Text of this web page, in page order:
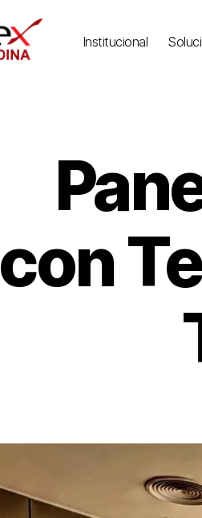
Institucional
con